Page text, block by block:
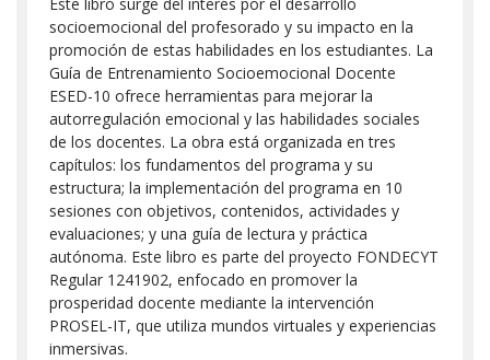
socioemocional del profesorado y su impacto en la
promoción de estas habilidades en los estudiantes. La
Guía de Entrenamiento Socioemocional Docente
ESED-10 ofrece herramientas para mejorar la
autorregulación emocional y las habilidades sociales
de los docentes. La obra está organizada en tres
capítulos: los fundamentos del programa y su
estructura; la implementación del programa en 10
sesiones con objetivos, contenidos, actividades y
evaluaciones; y una guía de lectura y práctica
autónoma. Este libro es parte del proyecto FONDECYT
Regular 1241902, enfocado en promover la
prosperidad docente mediante la intervención
PROSEL-IT, que utiliza mundos virtuales y experiencias
inmersivas.